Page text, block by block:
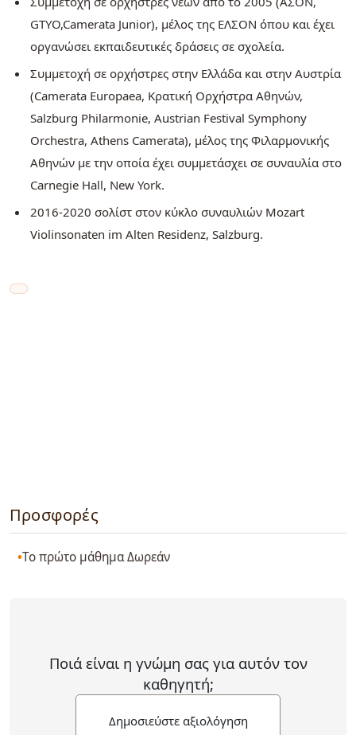
GTYO,Camerata Junior), μέλος της ΕΛΣΟΝ όπου και έχει
οργανώσει εκπαιδευτικές δράσεις σε σχολεία.
Συμμετοχή σε ορχήστρες στην Ελλάδα και στην Αυστρία
(Camerata Europaea, Κρατική Ορχήστρα Αθηνών,
Salzburg Philarmonie, Austrian Festival Symphony
Orchestra, Athens Camerata), μέλος της Φιλαρμονικής
Αθηνών με την οποία έχει συμμετάσχει σε συναυλία στο
Carnegie Hall, New York.
2016-2020 σολίστ στον κύκλο συναυλιών Mozart
Violinsonaten im Alten Residenz, Salzburg.
Προσφορές
Το πρώτο μάθημα Δωρεάν
Ποιά είναι η γνώμη σας για αυτόν τον
καθηγητή;
Δημοσιεύστε αξιολόγηση